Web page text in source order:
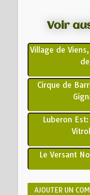
Voir
Village de
Cirque de
Luberon
Le Versant
AJOUTER UN